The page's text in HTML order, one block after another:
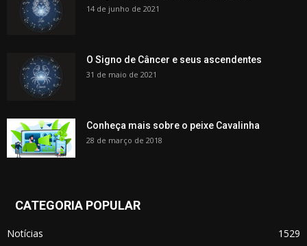
14 de junho de 2021
O Signo de Câncer e seus ascendentes
31 de maio de 2021
Conheça mais sobre o peixe Cavalinha
28 de março de 2018
CATEGORIA POPULAR
Notícias
1529